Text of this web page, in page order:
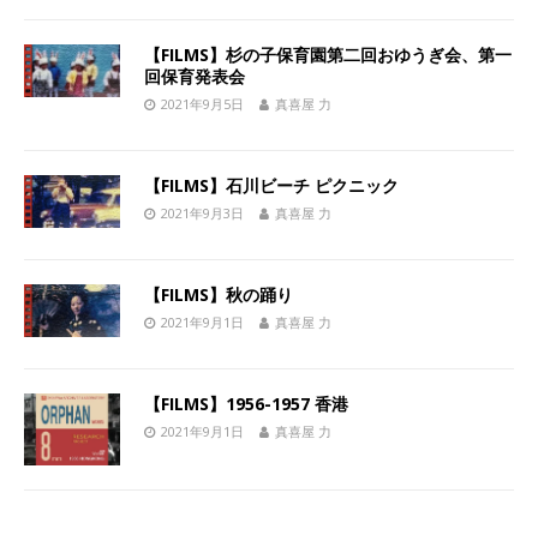
【FILMS】杉の子保育園第二回おゆうぎ会、第一
回保育発表会
2021年9月5日 真喜屋 力
【FILMS】石川ビーチ ピクニック
2021年9月3日 真喜屋 力
【FILMS】秋の踊り
2021年9月1日 真喜屋 力
【FILMS】1956-1957 香港
2021年9月1日 真喜屋 力